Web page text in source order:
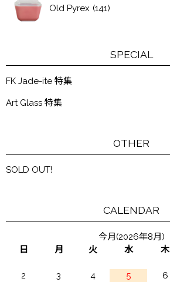
Old Pyrex (141)
SPECIAL
FK Jade-ite 特集
Art Glass 特集
OTHER
SOLD OUT!
CALENDAR
今月(2026年8月)
日
月 火 水 木
2
3 4 5 6